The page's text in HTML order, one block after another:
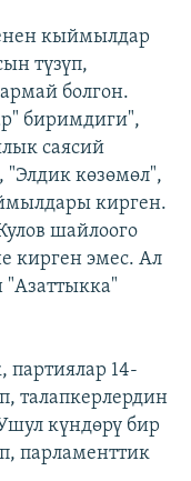
кыймылдар
түзүп,
болгон.
биримдиги",
саясий
көзөмөл",
кирген.
шайлоого
кирген эмес. Ал
14-
талапкерлердин
күндөрү бир
парламенттик